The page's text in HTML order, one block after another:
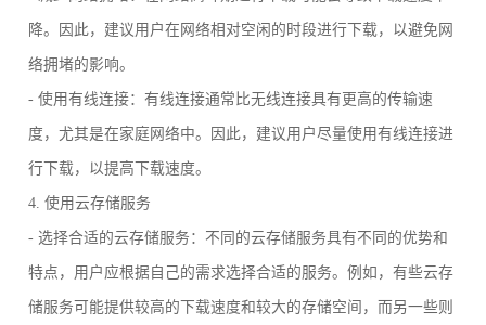
降。因此，建议用户在网络相对空闲的时段进行下载，以避免网
络拥堵的影响。
- 使用有线连接：有线连接通常比无线连接具有更高的传输速
度，尤其是在家庭网络中。因此，建议用户尽量使用有线连接进
行下载，以提高下载速度。
4. 使用云存储服务
- 选择合适的云存储服务：不同的云存储服务具有不同的优势和
特点，用户应根据自己的需求选择合适的服务。例如，有些云存
储服务可能提供较高的下载速度和较大的存储空间，而另一些则